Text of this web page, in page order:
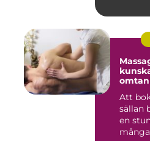
Att
sällan
en